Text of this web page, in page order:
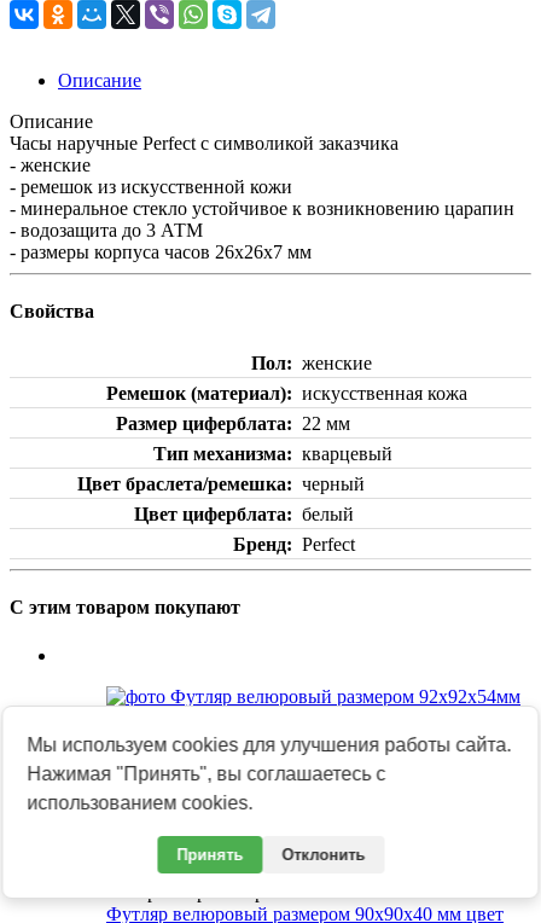
Описание
Описание
Часы наручные Perfect с символикой заказчика
- женские
- ремешок из искусственной кожи
- минеральное стекло устойчивое к возникновению царапин
- водозащита до 3 АТМ
- размеры корпуса часов 26х26х7 мм
Свойства
Пол
женские
Ремешок (материал)
искусственная кожа
Размер циферблата
22 мм
Тип механизма
кварцевый
Цвет браслета/ремешка
черный
Цвет циферблата
белый
Бренд
Perfect
С этим товаром покупают
Быстрый просмотр
Футляр велюровый размером 92х92х54мм цвет
синий
В наличии (146)
Футляр велюровый размером 90х90х40 мм цвет
Мы используем cookies для улучшения работы сайта.
Нажимая "Принять", вы соглашаетесь с
использованием cookies.
Принять Отклонить